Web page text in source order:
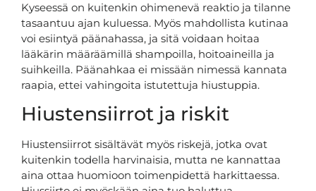
Kyseessä on kuitenkin ohimenevä reaktio ja tilanne
tasaantuu ajan kuluessa. Myös mahdollista kutinaa
voi esiintyä päänahassa, ja sitä voidaan hoitaa
lääkärin määräämillä shampoilla, hoitoaineilla ja
suihkeilla. Päänahkaa ei missään nimessä kannata
raapia, ettei vahingoita istutettuja hiustuppia.
Hiustensiirrot ja riskit
Hiustensiirrot sisältävät myös riskejä, jotka ovat
kuitenkin todella harvinaisia, mutta ne kannattaa
aina ottaa huomioon toimenpidettä harkittaessa.